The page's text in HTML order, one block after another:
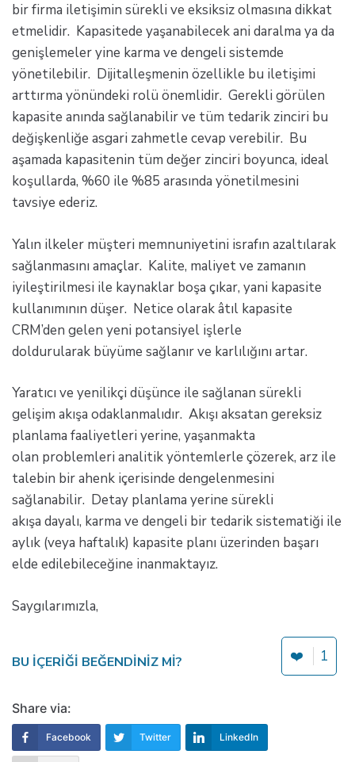
bir firma iletişimin sürekli ve eksiksiz olmasına dikkat
etmelidir. Kapasitede yaşanabilecek ani daralma ya da
genişlemeler yine karma ve dengeli sistemde
yönetilebilir. Dijitalleşmenin özellikle bu iletişimi
arttırma yönündeki rolü önemlidir. Gerekli görülen
kapasite anında sağlanabilir ve tüm tedarik zinciri bu
değişkenliğe asgari zahmetle cevap verebilir. Bu
aşamada kapasitenin tüm değer zinciri boyunca, ideal
koşullarda, %60 ile %85 arasında yönetilmesini
tavsiye ederiz.
Yalın ilkeler müşteri memnuniyetini israfın azaltılarak
sağlanmasını amaçlar. Kalite, maliyet ve zamanın
iyileştirilmesi ile kaynaklar boşa çıkar, yani kapasite
kullanımının düşer. Netice olarak âtıl kapasite
CRM’den gelen yeni potansiyel işlerle
doldurularak büyüme sağlanır ve karlılığını artar.
Yaratıcı ve yenilikçi düşünce ile sağlanan sürekli
gelişim akışa odaklanmalıdır. Akışı aksatan gereksiz
planlama faaliyetleri yerine, yaşanmakta
olan problemleri analitik yöntemlerle çözerek, arz ile
talebin bir ahenk içerisinde dengelenmesini
sağlanabilir. Detay planlama yerine sürekli
akışa dayalı, karma ve dengeli bir tedarik sistematiği ile
aylık (veya haftalık) kapasite planı üzerinden başarı
elde edilebileceğine inanmaktayız.
Saygılarımızla,
BU IÇERIĞI BEĞENDINIZ MI? ❤️ 1
Share via:
Facebook Twitter LinkedIn